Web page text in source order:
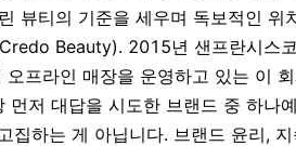
뷰티의 기준을 세우며 독보적인 위
Beauty). 2015년 샌프란시스
오프라인 매장을 운영하고 있는 이
먼저 대답을 시도한 브랜드 중 하나
집하는 게 아닙니다. 브랜드 윤리,